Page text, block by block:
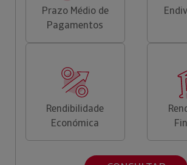
Prazo Médio de
Pagamentos
Rendibilidade
Económica